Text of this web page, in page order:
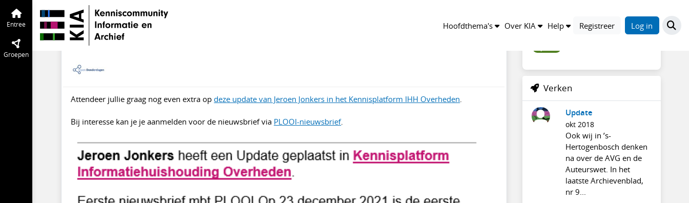
Hoofdthema's Over KIA Help Registreer Log in
Entree
Groepen
Open Donderdag Entree
Update
jan 2022
Attendeer jullie graag nog even extra opdeze update van Jeroen Jonkers in het Kennisplatform IHH Overheden
Bij interesse kan je je aanmelden voor de nieuwsbrief via PLOOI-nieuwsbrief.
Verken
Update
okt 2018
Ook wij in ’s-
Hertogenbosch denken
na over de AVG en de
Auteurswet. In het
laatste Archievenblad,
nr 9...